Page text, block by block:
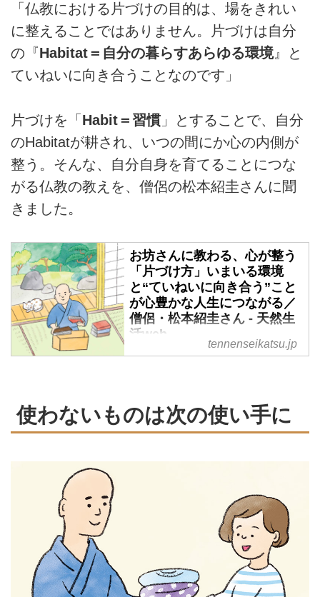
「仏教における片づけの目的は、場をきれい
に整えることではありません。片づけは自分
の『Habitat＝自分の暮らすあらゆる環境』と
ていねいに向き合うことなのです」
片づけを「 Habit＝習慣」とすることで、自分
のHabitatが耕され、いつの間にか心の内側が
整う。そんな、自分自身を育てることにつな
がる仏教の教えを、僧侶の松本紹圭さんに聞
きました。
お坊さんに教わる、心が整う
「片づけ方」いまいる環境
と“ていねいに向き合う”こと
が心豊かな人生につながる／
僧侶・松本紹圭さん - 天然生
活web
暮らしを片づけることは、心の片
方」にどう向き合うべきかを、光
明寺の僧侶・松本紹圭さんに教え
tennenseikatsu.jp
使わないものは次の使い手に